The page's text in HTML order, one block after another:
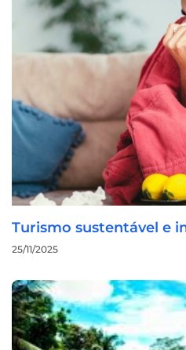
Turismo sustentável e
25/11/2025